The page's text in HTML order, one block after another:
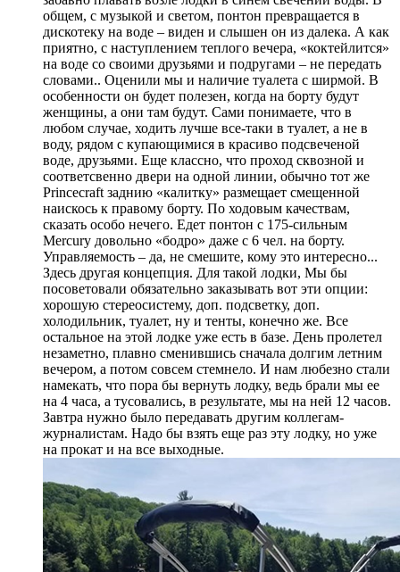
общем, с музыкой и светом, понтон превращается в
дискотеку на воде – виден и слышен он из далека. А как
приятно, с наступлением теплого вечера, «коктейлится»
на воде со своими друзьями и подругами – не передать
словами.. Оценили мы и наличие туалета с ширмой. В
особенности он будет полезен, когда на борту будут
женщины, а они там будут. Сами понимаете, что в
любом случае, ходить лучше все-таки в туалет, а не в
воду, рядом с купающимися в красиво подсвеченой
воде, друзьями. Еще классно, что проход сквозной и
соответсвенно двери на одной линии, обычно тот же
Princecraft заднию «калитку» размещает смещенной
наискось к правому борту. По ходовым качествам,
сказать особо нечего. Едет понтон с 175-сильным
Mercury довольно «бодро» даже с 6 чел. на борту.
Управляемость – да, не смешите, кому это интересно...
Здесь другая концепция. Для такой лодки, Мы бы
посоветовали обязательно заказывать вот эти опции:
хорошую стереосистему, доп. подсветку, доп.
холодильник, туалет, ну и тенты, конечно же. Все
остальное на этой лодке уже есть в базе. День пролетел
незаметно, плавно сменившись сначала долгим летним
вечером, а потом совсем стемнело. И нам любезно стали
намекать, что пора бы вернуть лодку, ведь брали мы ее
на 4 часа, а тусовались, в результате, мы на ней 12 часов.
Завтра нужно было передавать другим коллегам-
журналистам. Надо бы взять еще раз эту лодку, но уже
на прокат и на все выходные.